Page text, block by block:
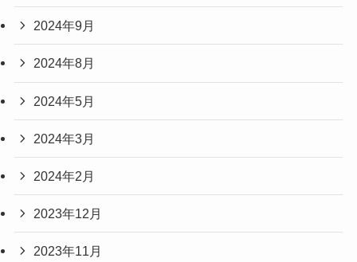
2024年9月
2024年8月
2024年5月
2024年3月
2024年2月
2023年12月
2023年11月